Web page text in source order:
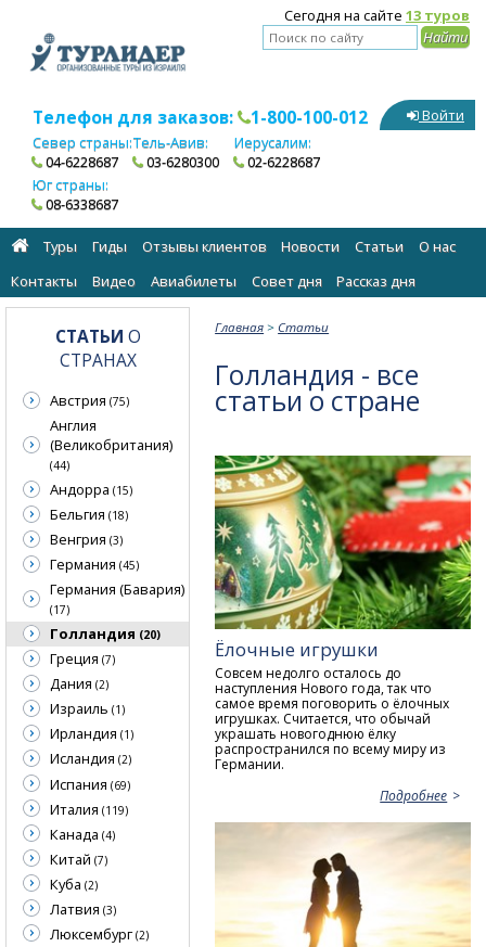
Сегодня на сайте 13 туров
Телефон для заказов: 1-800-100-012
Север страны:
04-6228687
Тель-Авив:
03-6280300
Иерусалим:
02-6228687
Юг страны:
08-6338687
Войти
Туры Гиды Отзывы клиентов Новости Статьи
О нас
Контакты
Видео Авиабилеты Cовет дня Рассказ дня
Главная > Статьи
Голландия - все
статьи о стране
Ёлочные игрушки
Совсем недолго осталось до
наступления Нового года, так что
самое время поговорить о ёлочных
игрушках. Считается, что обычай
украшать новогоднюю ёлку
распространился по всему миру из
Германии.
Подробнее
СТАТЬИ О
СТРАНАХ
Австрия (75)
Англия
(Великобритания)
(44)
Андорра (15)
Бельгия (18)
Венгрия (3)
Германия (45)
Германия (Бавария)
(17)
Голландия (20)
Греция (7)
Дания (2)
Израиль (1)
Ирландия (1)
Исландия (2)
Испания (69)
Италия (119)
Канада (4)
Китай (7)
Куба (2)
Латвия (3)
Люксембург(2)